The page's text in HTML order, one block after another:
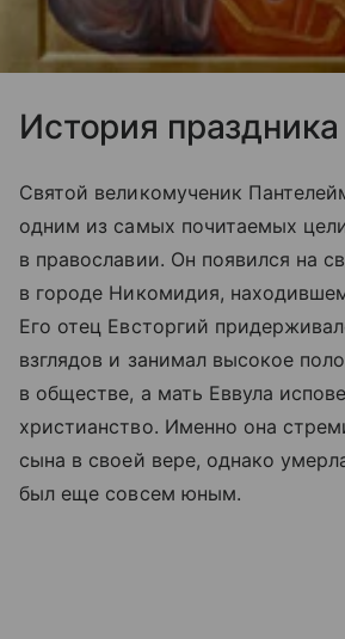
История праздника
Святой великомученик
одним из самых почитаемых
в православии. Он появился на
в городе Никомидия,
Его отец Евсторгий
взглядов и занимал высокое
в обществе, а мать Еввула
христианство. Именно она
сына в своей вере, однако
был еще совсем юным.